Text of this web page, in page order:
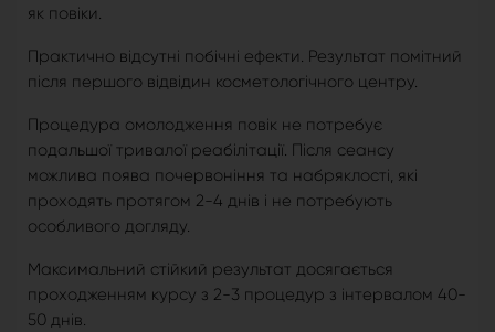
як повіки.
Практично відсутні побічні ефекти. Результат помітний
після першого відвідин косметологічного центру.
Процедура омолодження повік не потребує
подальшої тривалої реабілітації. Після сеансу
можлива поява почервоніння та набряклості, які
проходять протягом 2-4 днів і не потребують
особливого догляду.
Максимальний стійкий результат досягається
проходженням курсу з 2-3 процедур з інтервалом 40-
50 днів.